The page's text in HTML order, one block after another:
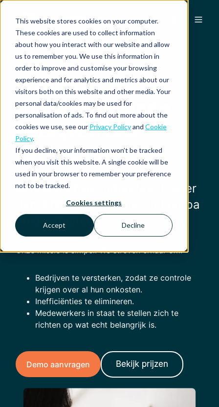
This website stores cookies on your computer.
These cookies are used to collect information
about how you interact with our website and allow
us to remember you. We use this information in
order to improve and customise your browsing
experience and for analytics and metrics about our
visitors both on this website and other media. Your
personal data/cookies may be used for
personalisation of ads. To find out more about the
cookies we use, see our Privacy Policyand Cookie
Policy.
If you decline, your information won’t be tracked
when you visit this website. A single cookie will be
used in your browser to remember your preference
not to be tracked.
Cookies settings
Accept Decline
Waarom
toonaangevende
bedrijven ons
vertrouwen
Mobilexpense ondersteunt meer
dan 3.000 organisaties in Europa
en daarbuiten.
Onze missie is simpel. We streven ernaar om:
Bedrijven te versterken, zodat ze controle
krijgen over al hun onkosten.
Inefficiënties te elimineren.
Medewerkers in staat te stellen zich te
richten op wat echt belangrijk is.
Demo aanvragen